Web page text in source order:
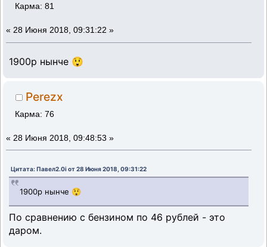
Карма: 81
« 28 Июня 2018, 09:31:22 »
1900р нынче 😲
Perezx
Карма: 76
« 28 Июня 2018, 09:48:53 »
Цитата: Павел2.0i от 28 Июня 2018, 09:31:22
1900р нынче 😲
По сравнению с бензином по 46 рублей - это
даром.